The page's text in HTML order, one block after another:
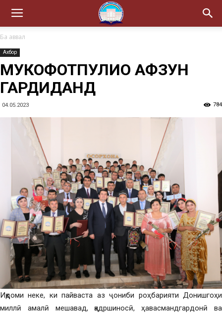
Ба аввал
Ахбор
МУКОФОТПУЛИҲО АФЗУН
ГАРДИДАНД
04.05.2023 784
Иқдоми неке, ки пайваста аз ҷониби роҳбарияти Донишгоҳи
миллӣ амалӣ мешавад, қадршиносӣ, ҳавасмандгардонӣ ва